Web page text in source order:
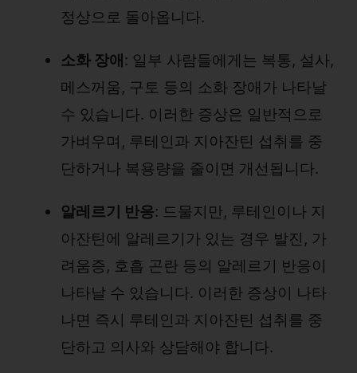
정상으로 돌아옵니다.
소화 장애 : 일부 사람들에게는 복통, 설사,
메스꺼움, 구토 등의 소화 장애가 나타날
수 있습니다. 이러한 증상은 일반적으로
가벼우며, 루테인과 지아잔틴 섭취를 중
단하거나 복용량을 줄이면 개선됩니다.
알레르기 반응: 드물지만, 루테인이나 지
아잔틴에 알레르기가 있는 경우 발진, 가
려움증, 호흡 곤란 등의 알레르기 반응이
나타날 수 있습니다. 이러한 증상이 나타
나면 즉시 루테인과 지아잔틴 섭취를 중
단하고 의사와 상담해야 합니다.